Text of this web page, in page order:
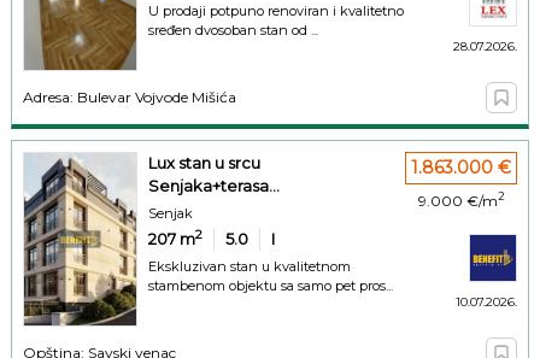
U prodaji potpuno renoviran i kvalitetno
sređen dvosoban stan od ...
28.07.2026.
Adresa: Bulevar Vojvode Mišića
Lux stan u srcu
Senjaka+terasa...
Senjak
207 m2 5.0 I
Ekskluzivan stan u kvalitetnom
stambenom objektu sa samo pet pros...
1.863.000 €
9.000 €/m2
10.07.2026.
Opština: Savski venac